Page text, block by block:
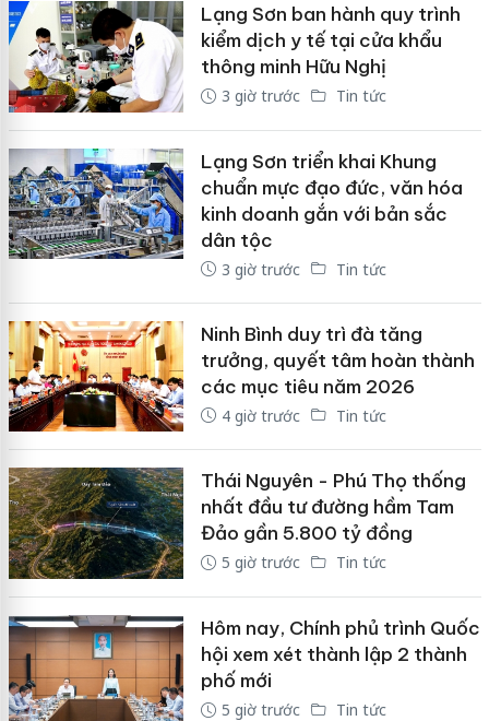
Lạng Sơn ban hành quy trình
kiểm dịch y tế tại cửa khẩu
thông minh Hữu Nghị
3 giờ trước Tin tức
Lạng Sơn triển khai Khung
chuẩn mực đạo đức, văn hóa
kinh doanh gắn với bản sắc
dân tộc
3 giờ trước Tin tức
Ninh Bình duy trì đà tăng
trưởng, quyết tâm hoàn thành
các mục tiêu năm 2026
4 giờ trước Tin tức
Thái Nguyên - Phú Thọ thống
nhất đầu tư đường hầm Tam
Đảo gần 5.800 tỷ đồng
5 giờ trước Tin tức
Hôm nay, Chính phủ trình Quốc
hội xem xét thành lập 2 thành
phố mới
5 giờ trước Tin tức